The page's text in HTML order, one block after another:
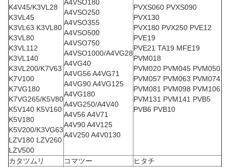
K4V45/K3VL28
K3VL45
K3VL63 K3VL80
K3VL80
K3VL112
K3VL140
K3VL200/K7V63
K7V100
K7VG180
K7VG265/K5V80
K5V140 K5V160
K5V180
K5V200/K3VG63
LZV180 LZV260
LZV500
A4VSO180
A4VSO250
A4VSO355
A4VSO500
A4VSO750
A4VSO1000/A4VG28
A4VG40
A4VG56 A4VG71
A4VG90 A4VG125
A4VG180
A4VG250/A4V40
A4V56 A4V71
A4V90 A4V125
A4V250 A4V0130
PVXS060 PVXS090
PVX130
PVX180 PVX250 PVE12
PVE19
PVE21 TA19 MFE19
PVM018
PVM020 PVM045 PVM050
PVM057 PVM063 PVM074
PVM081 PVM098 PVM106
PVM131 PVM141 PVB5
PVB6 PVB10
カタツムリ コマツー
ヒタチ